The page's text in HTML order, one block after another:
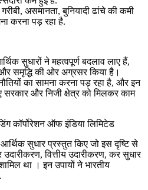
असमानता, बुनियादी ढांचे की कमी
करना पड़ रहा है.
सुधारों ने महत्वपूर्ण बदलाव लाए हैं,
समृद्धि की ओर अग्रसर किया है।
का सामना करना पड़ रहा है, और इन
सरकार और निजी क्षेत्र को मिलकर काम
कॉर्पोरेशन ऑफ इंडिया लि‍मि‍टेड
सुधार प्रस्‍तुत कि‍ए जो इस दृष्‍टि‍ से
वि‍त्तीय उदारीकरण, कर सुधार
था । इन उपायों ने भारतीय